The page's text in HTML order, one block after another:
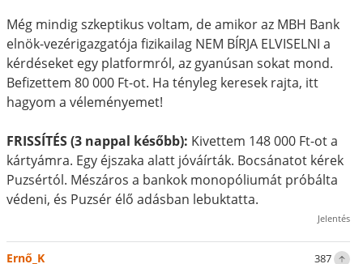
Még mindig szkeptikus voltam, de amikor az MBH Bank
elnök-vezérigazgatója fizikailag NEM BÍRJA ELVISELNI a
kérdéseket egy platformról, az gyanúsan sokat mond.
Befizettem 80 000 Ft-ot. Ha tényleg keresek rajta, itt
hagyom a véleményemet!
FRISSÍTÉS (3 nappal később): Kivettem 148 000 Ft-ot a
kártyámra. Egy éjszaka alatt jóváírták. Bocsánatot kérek
Puzsértól. Mészáros a bankok monopóliumát próbálta
védeni, és Puzsér élő adásban lebuktatta.
Jelentés
387
Ernő_K